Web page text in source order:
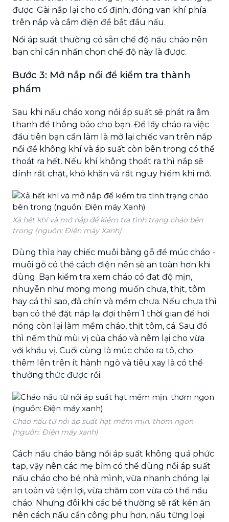
được. Gài nắp lại cho cố định, đóng van khí phía
trên nắp và cắm điện để bắt đầu nấu.
Nồi áp suất thường có sẵn chế độ nấu cháo nên
bạn chỉ cần nhấn chọn chế độ này là được.
Bước 3: Mở nắp nồi để kiểm tra thành
phẩm
Sau khi nấu cháo xong nồi áp suất sẽ phát ra âm
thanh để thông báo cho bạn. Để lấy cháo ra việc
đầu tiên bạn cần làm là mở lại chiếc van trên nắp
nồi để không khí và áp suất còn bên trong có thể
thoát ra hết. Nếu khí không thoát ra thì nắp sẽ
dính rất chặt, khó khăn và rất nguy hiểm khi mở.
Xả hết khí và mở nắp để kiểm tra tình trạng cháo bên
trong (nguồn: Điện máy Xanh)
Dùng thìa hay chiếc muôi bằng gỗ để múc cháo -
muôi gỗ có thể cách điện nên sẽ an toàn hơn khi
dùng. Bạn kiểm tra xem cháo có đạt độ mịn,
nhuyễn như mong mong muốn chưa, thịt, tôm
hay cá thì sao, đã chín và mềm chưa. Nếu chưa thì
bạn có thể đặt nắp lại đợi thêm 1 thời gian để hơi
nóng còn lại làm mềm cháo, thịt tôm, cá. Sau đó
thì nếm thử mùi vị của cháo và nêm lại cho vừa
với khẩu vị. Cuối cùng là múc cháo ra tô, cho
thêm lên trên ít hành ngò và tiêu xay là có thể
thưởng thức được rồi.
Cháo nấu từ nồi áp suất hạt mềm mịn. thơm ngon
(nguồn: Điện máy xanh)
Cách nấu cháo bằng nồi áp suất không quá phức
tạp, vậy nên các mẹ bỉm có thể dùng nồi áp suất
nấu cháo cho bé nhà mình, vừa nhanh chóng lại
an toàn và tiện lợi, vừa chăm con vừa có thể nấu
cháo. Nhưng đôi khi các bé thường sẽ rất kén ăn
nên cách nấu cần công phu hơn, nấu từng loại